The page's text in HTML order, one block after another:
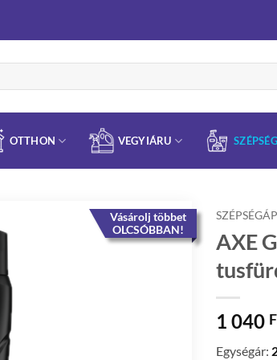
OTTHON VEGYIÁRU
Vásárolj többet
OLCSÓBBAN!
AXE
1 040
Egységár: